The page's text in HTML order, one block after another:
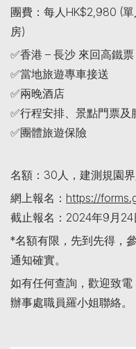
團費：每人HK$2,980 (
房)
✅香港 – 長沙 來回高鐵票
✅當地旅遊專車接送
✅兩晚酒店
✅行程安排、景點門票及
✅團體旅遊保險
名額：30人，建測規園
網上報名： https://
截止報名：2024年9月24
*名額有限，先到先得，
通知確實。
如有任何查詢，歡迎致
辦事處職員羅小姐聯絡。